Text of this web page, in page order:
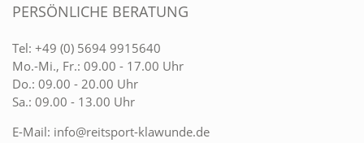
PERSÖNLICHE BERATUNG
Tel: +49 (0) 5694 9915640
Mo.-Mi., Fr.: 09.00 - 17.00 Uhr
Do.: 09.00 - 20.00 Uhr
Sa.: 09.00 - 13.00 Uhr
E-Mail: info@reitsport-klawunde.de